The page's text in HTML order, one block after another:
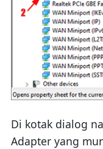
Di kotak dialog
Adapter yang